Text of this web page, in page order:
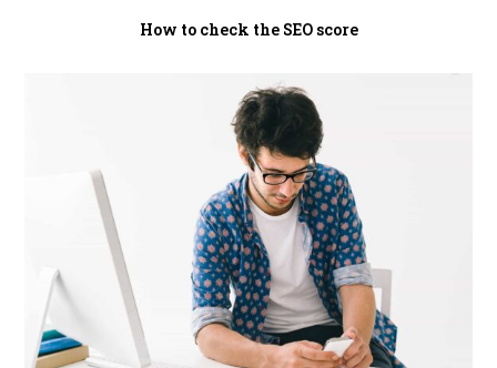
How to check the SEO score